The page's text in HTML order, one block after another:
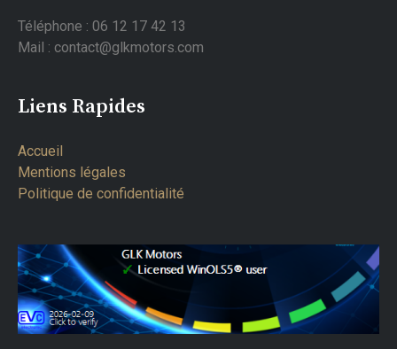
Téléphone : 06 12 17 42 13
Mail : contact@glkmotors.com
Liens Rapides
Accueil
Mentions légales
Politique de confidentialité